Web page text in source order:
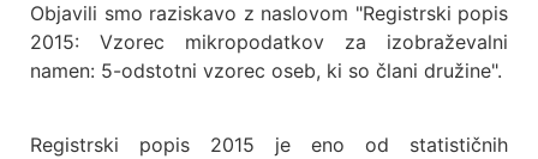
Objavili smo raziskavo z naslovom "Registrski popis
2015: Vzorec mikropodatkov za izobraževalni
namen: 5-odstotni vzorec oseb, ki so člani družine".
Registrski popis 2015 je eno od statističnih